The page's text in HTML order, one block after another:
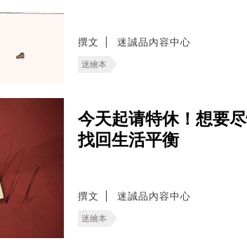
撰文 迷誠品內容中心
迷繪本
今天起请特休！想要
找回生活平衡
撰文 迷誠品內容中心
迷繪本